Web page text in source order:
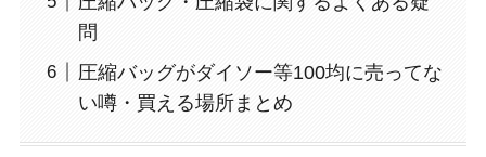
問
圧縮バッグがダイソー等100均に売ってな
い噂・買える場所まとめ